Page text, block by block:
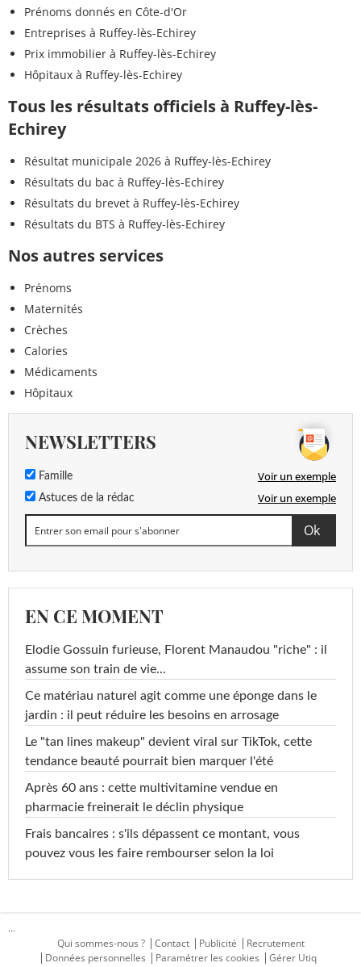
Prénoms donnés en Côte-d'Or
Entreprises à Ruffey-lès-Echirey
Prix immobilier à Ruffey-lès-Echirey
Hôpitaux à Ruffey-lès-Echirey
Tous les résultats officiels à Ruffey-lès-
Echirey
Résultat municipale 2026 à Ruffey-lès-Echirey
Résultats du bac à Ruffey-lès-Echirey
Résultats du brevet à Ruffey-lès-Echirey
Résultats du BTS à Ruffey-lès-Echirey
Nos autres services
Prénoms
Maternités
Crèches
Calories
Médicaments
Hôpitaux
NEWSLETTERS
Famille Voir un exemple
Astuces de la rédac Voir un exemple
EN CE MOMENT
Elodie Gossuin furieuse, Florent Manaudou "riche" : il
assume son train de vie...
Ce matériau naturel agit comme une éponge dans le
jardin : il peut réduire les besoins en arrosage
Le "tan lines makeup" devient viral sur TikTok, cette
tendance beauté pourrait bien marquer l'été
Après 60 ans : cette multivitamine vendue en
pharmacie freinerait le déclin physique
Frais bancaires : s'ils dépassent ce montant, vous
pouvez vous les faire rembourser selon la loi
...
Qui sommes-nous ?
Contact Publicité
Recrutement
Données personnelles
Paramétrer les cookies
Gérer Utiq